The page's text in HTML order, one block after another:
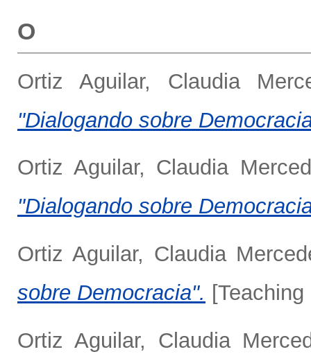
O
Ortiz Aguilar, Claudia
"Dialogando sobre
Ortiz Aguilar, Claudia
"Dialogando sobre
Ortiz Aguilar, Claudia
sobre Democracia".
Ortiz Aguilar, Claudia